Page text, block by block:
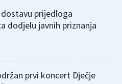
dostavu prijedloga
dodjelu javnih priznanja
prvi koncert Dječje